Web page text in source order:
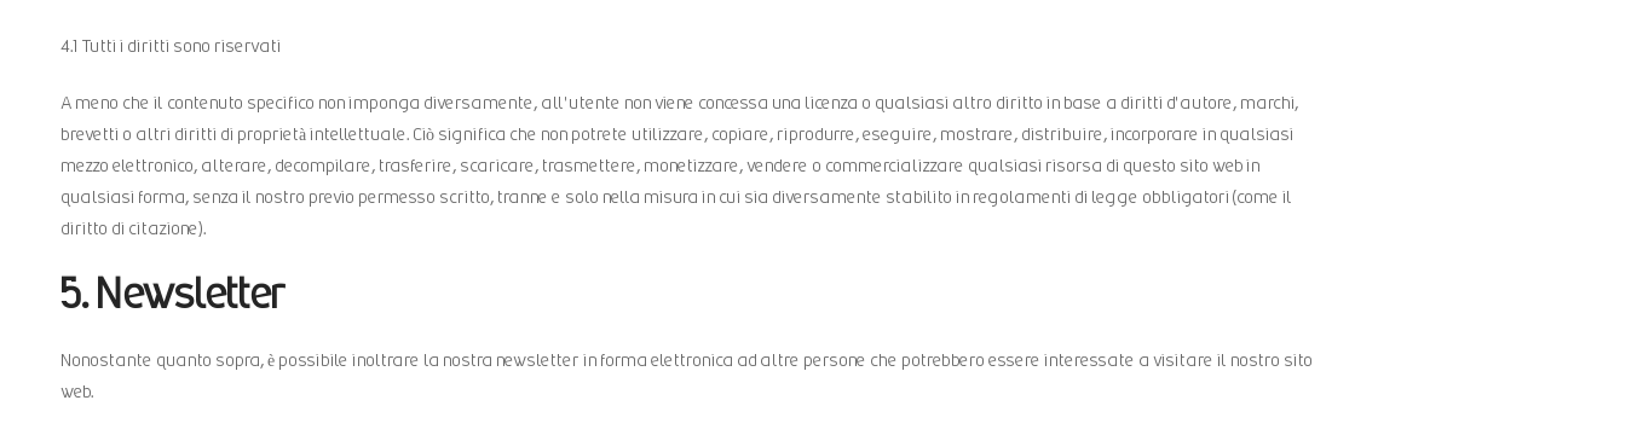
4.1 Tutti i diritti sono riservati
A meno che il contenuto specifico non imponga diversamente, all'utente non viene concessa una licenza o qualsiasi altro diritto in base a diritti d'autore, marchi,
brevetti o altri diritti di proprietà intellettuale. Ciò significa che non potrete utilizzare, copiare, riprodurre, eseguire, mostrare, distribuire, incorporare in qualsiasi
mezzo elettronico, alterare, decompilare, trasferire, scaricare, trasmettere, monetizzare, vendere o commercializzare qualsiasi risorsa di questo sito web in
qualsiasi forma, senza il nostro previo permesso scritto, tranne e solo nella misura in cui sia diversamente stabilito in regolamenti di legge obbligatori (come il
diritto di citazione).
5. Newsletter
Nonostante quanto sopra, è possibile inoltrare la nostra newsletter in forma elettronica ad altre persone che potrebbero essere interessate a visitare il nostro sito
web.